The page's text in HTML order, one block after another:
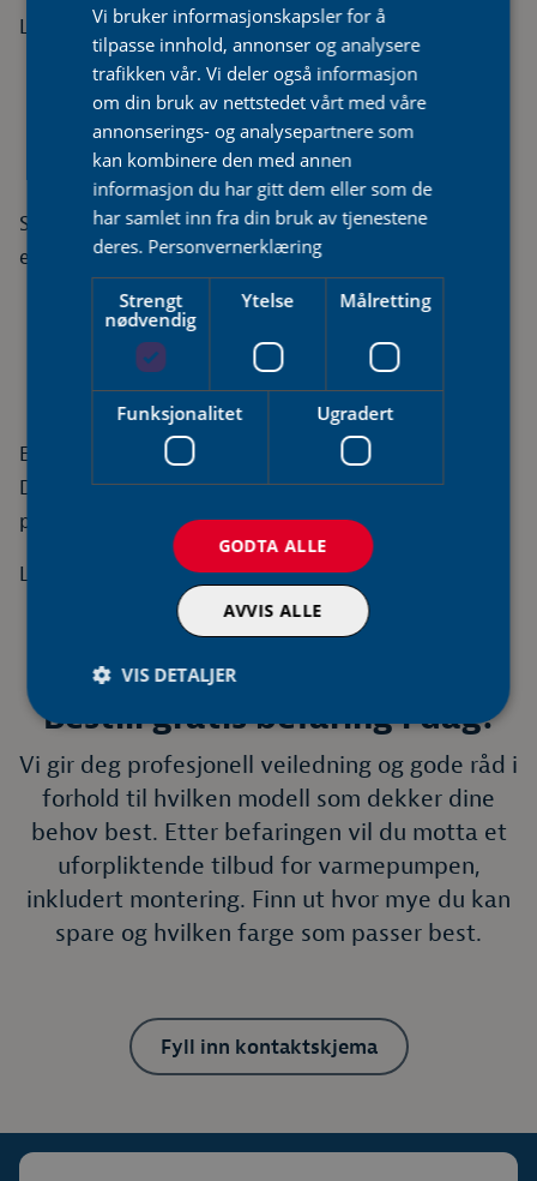
Les mer
Seiya Nordic
Seiya Nordic er en helt ny modell for deg som vil ha
effektiv oppvarming – uten å betale for mye.
Gulvmodell
Enkel å plassere. Svært stillegående. Energieffektiv.
Denne luft-luft-varmepumpen egner seg for lav
plassering på vegg, har energiklasse A++.
Les mer
Bestill gratis befaring i dag!
Vi gir deg profesjonell veiledning og gode råd i
forhold til hvilken modell som dekker dine
behov best. Etter befaringen vil du motta et
uforpliktende tilbud for varmepumpen,
inkludert montering. Finn ut hvor mye du kan
spare og hvilken farge som passer best.
Fyll inn kontaktskjema
Vi bruker informasjonskapsler for å
tilpasse innhold, annonser og analysere
trafikken vår. Vi deler også informasjon
om din bruk av nettstedet vårt med våre
annonserings- og analysepartnere som
kan kombinere den med annen
informasjon du har gitt dem eller som de
har samlet inn fra din bruk av tjenestene
deres. Personvernerklæring
Strengt
nødvendig
Ytelse Målretting
Funksjonalitet Ugradert
GODTA ALLE
AVVIS ALLE
VIS DETALJER